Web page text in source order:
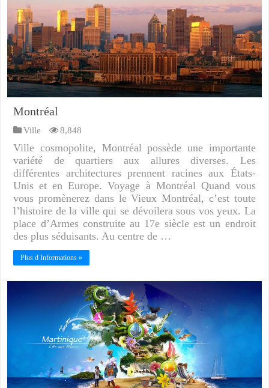
Montréal
Ville 8,848
Ville cosmopolite, Montréal possède une importante
variété de quartiers aux allures diverses. Les
différentes architectures prennent racines aux États-
Unis et en Europe. Voyage à Montréal Quand vous
vous promènerez dans le Vieux Montréal, c’est toute
l’histoire de la ville qui se dévoilera sous vos yeux. La
place d’Armes construite au 17e siècle est un endroit
des plus séduisants. Au centre de …
Plus d Informations »